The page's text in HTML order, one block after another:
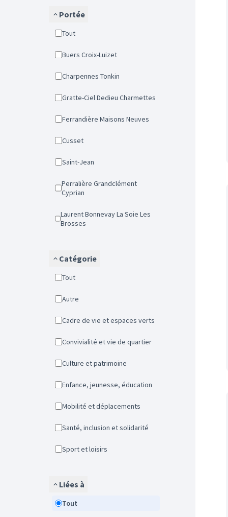
Portée
Tout
Buers Croix-Luizet
Charpennes Tonkin
Gratte-Ciel Dedieu Charmettes
Ferrandière Maisons Neuves
Cusset
Saint-Jean
Perralière Grandclément
Cyprian
Laurent Bonnevay La Soie Les
Brosses
Catégorie
Tout
Autre
Cadre de vie et espaces verts
Convivialité et vie de quartier
Culture et patrimoine
Enfance, jeunesse, éducation
Mobilité et déplacements
Santé, inclusion et solidarité
Sport et loisirs
Liées à
Tout